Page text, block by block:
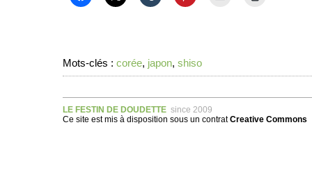
Mots-clés : corée, japon, shiso
LE FESTIN DE DOUDETTE since 2009
Ce site est mis à disposition sous un contratCreative Commons